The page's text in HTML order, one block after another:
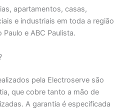
apartamentos, casas,
e industriais em toda a região
Paulo e ABC Paulista.
pela Electroserve são
que cobre tanto a mão de
A garantia é especificada